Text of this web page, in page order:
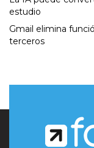
estudio
Gmail elimina
terceros